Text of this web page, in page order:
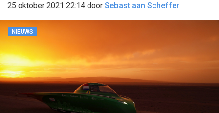
25 oktober 2021 22:14 door Sebastiaan Scheffer
NIEUWS